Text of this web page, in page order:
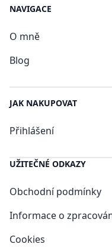
NAVIGACE
O mně
Blog
JAK NAKUPOVAT
Přihlášení
UŽITEČNÉ ODKAZY
Obchodní podmínky
Informace o
Cookies